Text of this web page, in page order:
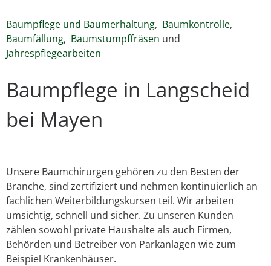
Baumpflege und Baumerhaltung, Baumkontrolle,
Baumfällung, Baumstumpffräsen und
Jahrespflegearbeiten
Baumpflege in Langscheid
bei Mayen
Unsere Baumchirurgen gehören zu den Besten der
Branche, sind zertifiziert und nehmen kontinuierlich an
fachlichen Weiterbildungskursen teil. Wir arbeiten
umsichtig, schnell und sicher. Zu unseren Kunden
zählen sowohl private Haushalte als auch Firmen,
Behörden und Betreiber von Parkanlagen wie zum
Beispiel Krankenhäuser.